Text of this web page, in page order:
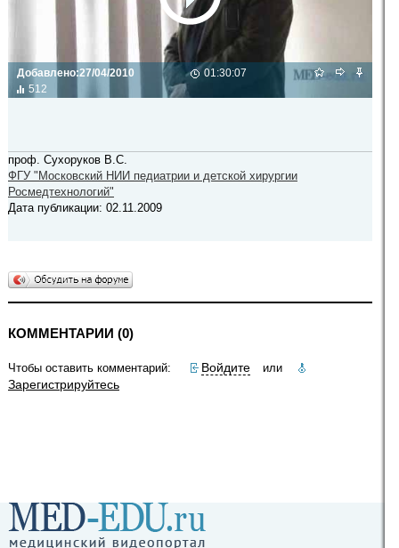
Добавлено:27/04/2010
512
01:30:07
проф. Сухоруков В.С.
ФГУ "Московский НИИ педиатрии и детской хирургии
Росмедтехнологий"
Дата публикации: 02.11.2009
КОММЕНТАРИИ (0)
Чтобы оставить комментарий: Войдите или
Зарегистрируйтесь